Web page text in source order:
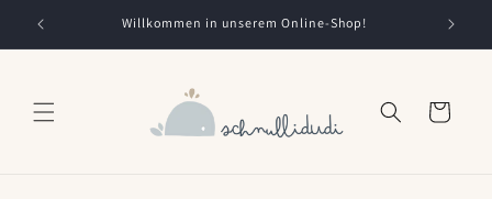
zum
Willkommen in unserem Online-Shop!
Warenkorb